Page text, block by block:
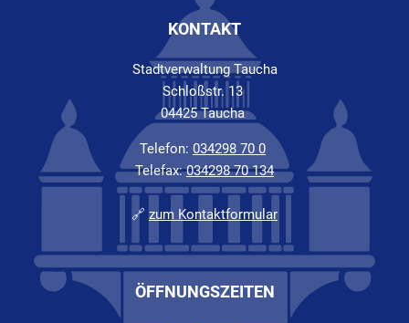
KONTAKT
Stadtverwaltung Taucha
Schloßstr. 13
04425 Taucha
Telefon: 034298 70 0
Telefax:034298 70 134
🔗 zum Kontaktformular
ÖFFNUNGSZEITEN